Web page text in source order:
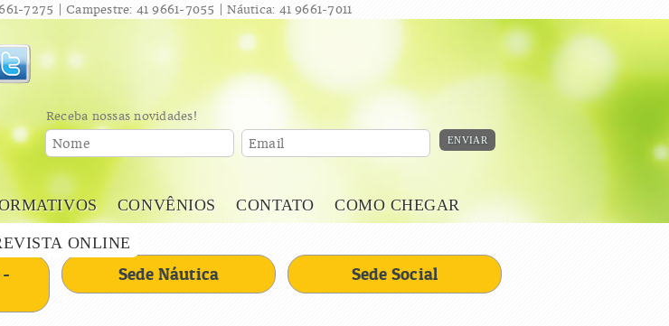
7275 | Campestre: 41 9661-7055 | Náutica: 41 9661-7011
Receba nossas novidades!
Nome Email ENVIAR
CONVÊNIOS CONTATO COMO CHEGAR
ONLINE
-
Sede Náutica Sede Social